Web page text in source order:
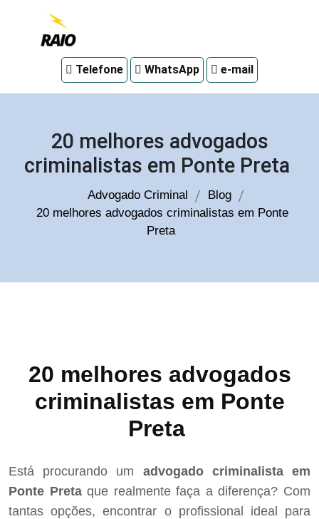
em
Telefone WhatsApp e-mail
20 melhores advogados
criminalistas em Ponte Preta
Advogado Criminal
Blog
20 melhores advogados criminalistas em Ponte
Preta
20 melhores advogados
criminalistas em Ponte
Preta
Está procurando um advogado criminalista em
Ponte Pretaque realmente faça a diferença? Com
tantas opções, encontrar o profissional ideal para